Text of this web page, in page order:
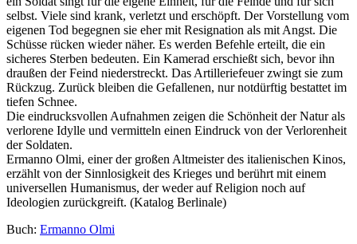
selbst. Viele sind krank, verletzt und erschöpft. Der Vorstellung vom
eigenen Tod begegnen sie eher mit Resignation als mit Angst. Die
Schüsse rücken wieder näher. Es werden Befehle erteilt, die ein
sicheres Sterben bedeuten. Ein Kamerad erschießt sich, bevor ihn
draußen der Feind niederstreckt. Das Artilleriefeuer zwingt sie zum
Rückzug. Zurück bleiben die Gefallenen, nur notdürftig bestattet im
tiefen Schnee.
Die eindrucksvollen Aufnahmen zeigen die Schönheit der Natur als
verlorene Idylle und vermitteln einen Eindruck von der Verlorenheit
der Soldaten.
Ermanno Olmi, einer der großen Altmeister des italienischen Kinos,
erzählt von der Sinnlosigkeit des Krieges und berührt mit einem
universellen Humanismus, der weder auf Religion noch auf
Ideologien zurückgreift. (Katalog Berlinale)
Buch: Ermanno Olmi